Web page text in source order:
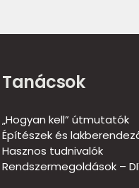
Tanácsok
„Hogyan kell” útmutatók
Építészek és
Hasznos tudnivalók
Rendszermegoldások –